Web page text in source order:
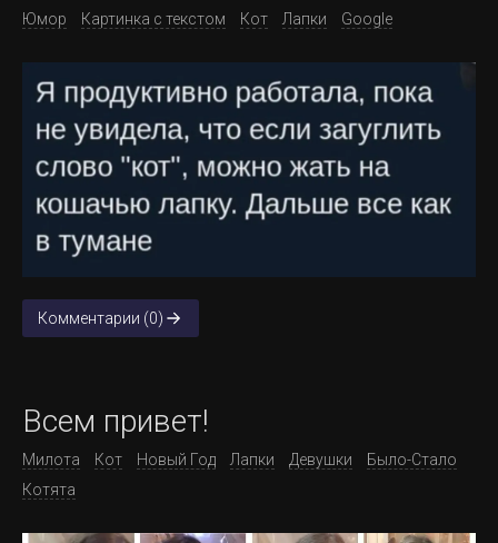
Юмор Картинка с текстом Кот Лапки Google
Комментарии (0)
Всем привет!
Милота Кот Новый Год Лапки Девушки
Было-Стало
Котята